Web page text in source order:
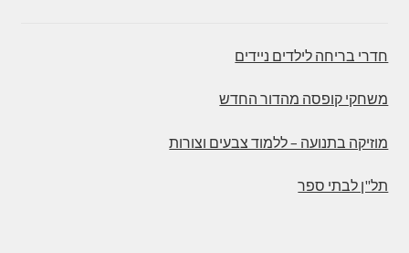
חדרי בריחה לילדים ניידים
משחקי קופסה מהדור החדש
מוזיקה בתנועה – ללמוד צבעים וצורות
תל"ן לבתי ספר